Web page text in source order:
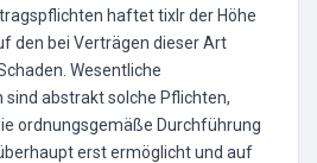
haftet tixlr der Höhe
den bei Verträgen dieser Art
Wesentliche
abstrakt solche Pflichten,
ordnungsgemäße Durchführung
erst ermöglicht und auf